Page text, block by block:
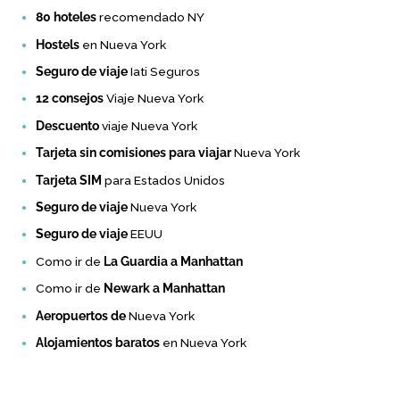
80 hotelesrecomendado NY
Hostels en Nueva York
Seguro de viajeIati Seguros
12 consejosViaje Nueva York
Descuentoviaje Nueva York
Tarjeta sin comisiones para viajarNueva York
Tarjeta SIM para Estados Unidos
Seguro de viajeNueva York
Seguro de viajeEEUU
Como ir de La Guardia a Manhattan
Como ir de Newark a Manhattan
Aeropuertos deNueva York
Alojamientos baratos en Nueva York